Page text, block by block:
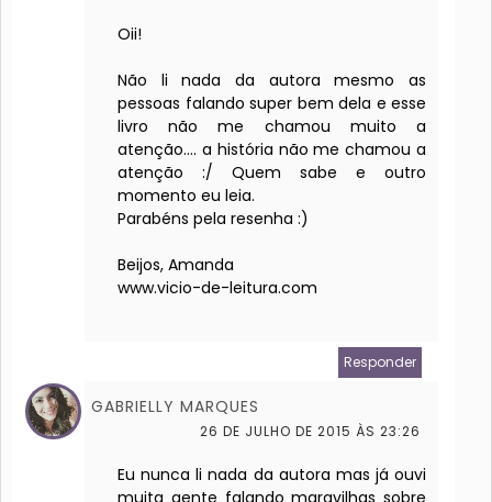
Oii!
Não li nada da autora mesmo as
pessoas falando super bem dela e esse
livro não me chamou muito a
atenção.... a história não me chamou a
atenção :/ Quem sabe e outro
momento eu leia.
Parabéns pela resenha :)
Beijos, Amanda
www.vicio-de-leitura.com
Responder
GABRIELLY MARQUES
26 DE JULHO DE 2015 ÀS 23:26
Eu nunca li nada da autora mas já ouvi
muita gente falando maravilhas sobre